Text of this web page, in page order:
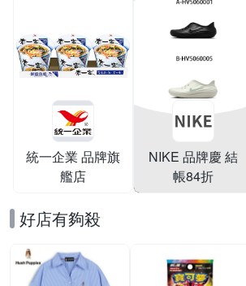
統一企業 品牌旗
艦店
NIKE 品牌慶 結
帳84折
好店有夠殺